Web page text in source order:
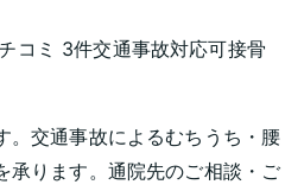
コミ 3件交通事故対応可接骨
。交通事故によるむちうち・腰
承ります。通院先のご相談・ご